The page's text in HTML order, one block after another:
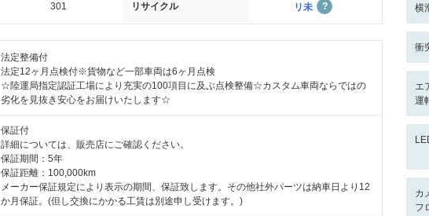
301 リサイクル リ未
法定整備付
法定12ヶ月点検付※貨物など一部車両は6ヶ月点検
☆陸運局指定認証工場により充実の100項目に及ぶ点検整備☆カスタム車両ならではの
劣化を見抜き安心をお届けいたします☆
保証付
詳細については、販売店にご確認ください。
保証期間：5年
保証距離：100,000km
メーカー保証規定により表示の期間、保証致します。その他社外パーツは納車日より12
か月保証。(但し交換にかかる工賃は別途申し受けます。)
横
衝
エ
運
カ
フ